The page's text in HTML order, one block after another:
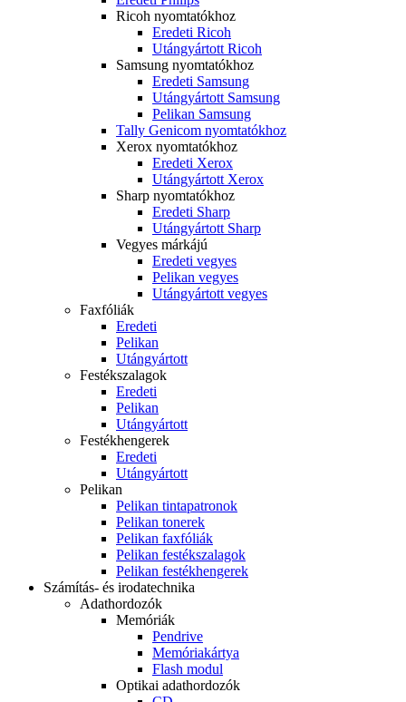
Ricoh nyomtatókhoz
Eredeti Ricoh
Utángyártott Ricoh
Samsung nyomtatókhoz
Eredeti Samsung
Utángyártott Samsung
Pelikan Samsung
Tally Genicom nyomtatókhoz
Xerox nyomtatókhoz
Eredeti Xerox
Utángyártott Xerox
Sharp nyomtatókhoz
Eredeti Sharp
Utángyártott Sharp
Vegyes márkájú
Eredeti vegyes
Pelikan vegyes
Utángyártott vegyes
Faxfóliák
Eredeti
Pelikan
Utángyártott
Festékszalagok
Eredeti
Pelikan
Utángyártott
Festékhengerek
Eredeti
Utángyártott
Pelikan
Pelikan tintapatronok
Pelikan tonerek
Pelikan faxfóliák
Pelikan festékszalagok
Pelikan festékhengerek
Számítás- és irodatechnika
Adathordozók
Memóriák
Pendrive
Memóriakártya
Flash modul
Optikai adathordozók